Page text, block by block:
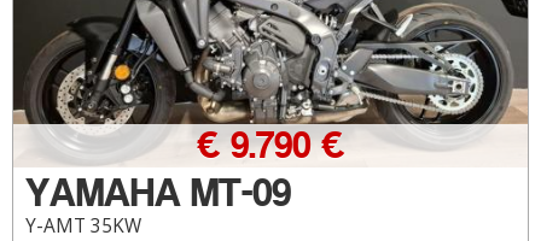
YAMAHA MT-09
Y-AMT 35KW
€ 9.790 €